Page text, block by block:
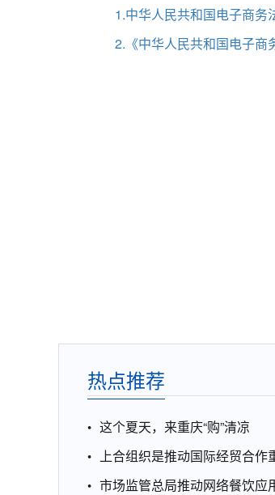
1.中华人民共和国电子商务
2.《中华人民共和国电子商
热点推荐
这个夏天，来重庆“购”清凉
上合组织是推动国际经贸合作
市场监管总局推动网络餐饮应